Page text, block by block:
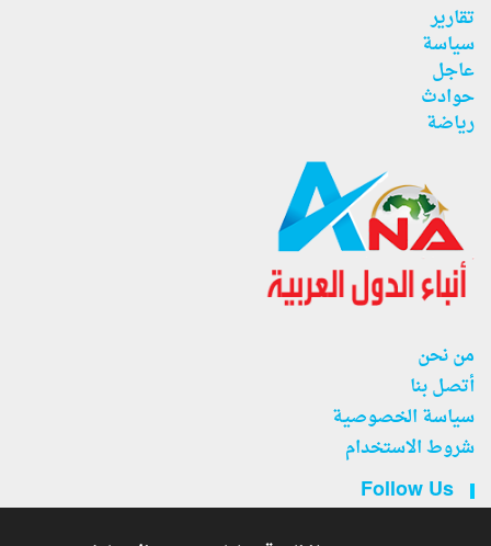
تقارير
سياسة
عاجل
حوادث
رياضة
من نحن
أتصل بنا
سياسة الخصوصية
شروط الاستخدام
Follow Us